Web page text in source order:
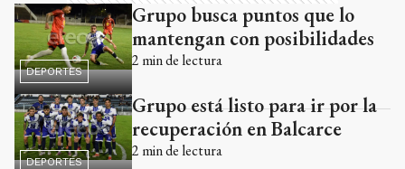
DEPORTES
Grupo busca puntos que lo
mantengan con posibilidades
2 min de lectura
DEPORTES
Grupo está listo para ir por la
recuperación en Balcarce
2 min de lectura